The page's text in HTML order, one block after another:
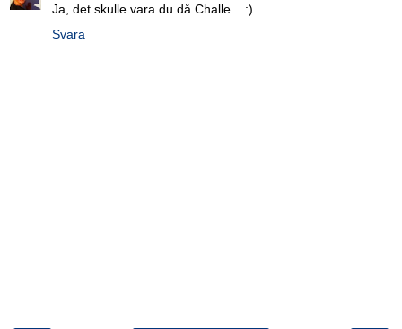
Ja, det skulle vara du då Challe... :)
Svara